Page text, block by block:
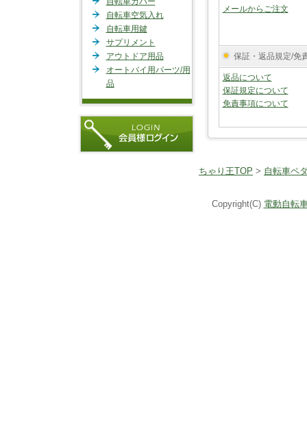
自転車空気入れ
自転車用鍵
サプリメント
アウトドア用品
オートバイ用パーツ/用
品
メールからご注文
保証・返品規定/免
返品について
保証規定について
免責事項について
ちゃり王TOP > 自転車ペ
Copyright(C) 電動自転